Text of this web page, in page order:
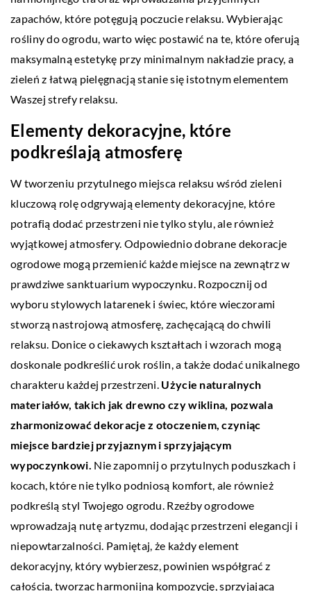
zapachów, które potęgują poczucie relaksu. Wybierając
rośliny do ogrodu, warto więc postawić na te, które oferują
maksymalną estetykę przy minimalnym nakładzie pracy, a
zieleń z łatwą pielęgnacją stanie się istotnym elementem
Waszej strefy relaksu.
Elementy dekoracyjne, które
podkreślają atmosferę
W tworzeniu przytulnego miejsca relaksu wśród zieleni
kluczową rolę odgrywają elementy dekoracyjne, które
potrafią dodać przestrzeni nie tylko stylu, ale również
wyjątkowej atmosfery. Odpowiednio dobrane dekoracje
ogrodowe mogą przemienić każde miejsce na zewnątrz w
prawdziwe sanktuarium wypoczynku. Rozpocznij od
wyboru stylowych latarenek i świec, które wieczorami
stworzą nastrojową atmosferę, zachęcającą do chwili
relaksu. Donice o ciekawych kształtach i wzorach mogą
doskonale podkreślić urok roślin, a także dodać unikalnego
charakteru każdej przestrzeni. Użycie naturalnych
materiałów, takich jak drewno czy wiklina, pozwala
zharmonizować dekoracje z otoczeniem, czyniąc
miejsce bardziej przyjaznym i sprzyjającym
wypoczynkowi. Nie zapomnij o przytulnych poduszkach i
kocach, które nie tylko podniosą komfort, ale również
podkreślą styl Twojego ogrodu. Rzeźby ogrodowe
wprowadzają nutę artyzmu, dodając przestrzeni elegancji i
niepowtarzalności. Pamiętaj, że każdy element
dekoracyjny, który wybierzesz, powinien współgrać z
całością, tworząc harmonijną kompozycję, sprzyjającą